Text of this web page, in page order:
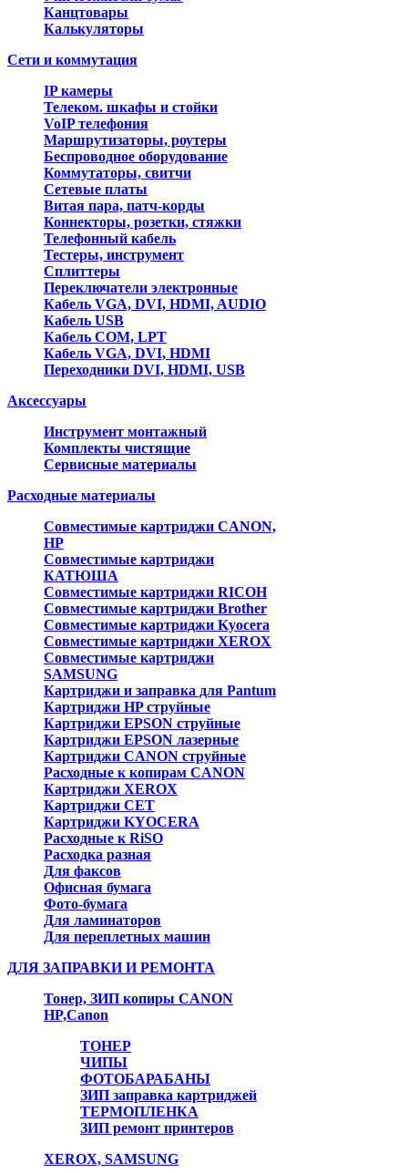
Канцтовары
Калькуляторы
Сети и коммутация
IP камеры
Телеком. шкафы и стойки
VoIP телефония
Маршрутизаторы, роутеры
Беспроводное оборудование
Коммутаторы, свитчи
Сетевые платы
Витая пара, патч-корды
Коннекторы, розетки, стяжки
Телефонный кабель
Тестеры, инструмент
Сплиттеры
Переключатели электронные
Кабель VGA, DVI, HDMI, AUDIO
Кабель USB
Кабель COM, LPT
Кабель VGA, DVI, HDMI
Переходники DVI, HDMI, USB
Аксессуары
Инструмент монтажный
Комплекты чистящие
Сервисные материалы
Расходные материалы
Совместимые картриджи CANON,
HP
Совместимые картриджи
КАТЮША
Совместимые картриджи RICOH
Совместимые картриджи Brother
Совместимые картриджи Kyocera
Совместимые картриджи XEROX
Совместимые картриджи
SAMSUNG
Картриджи и заправка для Pantum
Картриджи HP струйные
Картриджи EPSON струйные
Картриджи EPSON лазерные
Картриджи CANON струйные
Расходные к копирам CANON
Картриджи XEROX
Картриджи CET
Картриджи KYOCERA
Расходные к RiSO
Расходка разная
Для факсов
Офисная бумага
Фото-бумага
Для ламинаторов
Для переплетных машин
ДЛЯ ЗАПРАВКИ И РЕМОНТА
Тонер, ЗИП копиры CANON
HP,Canon
ТОНЕР
ЧИПЫ
ФОТОБАРАБАНЫ
ЗИП заправка картриджей
ТЕРМОПЛЕНКА
ЗИП ремонт принтеров
XEROX, SAMSUNG